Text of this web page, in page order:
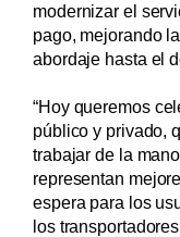
modernizar el
pago, mejorando
abordaje hasta el
“Hoy queremos
público y privado,
trabajar de la
representan
espera para los
los